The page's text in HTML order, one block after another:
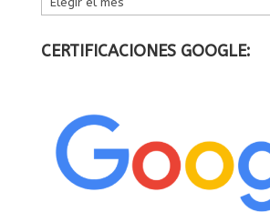
CERTIFICACIONES GOOGLE: